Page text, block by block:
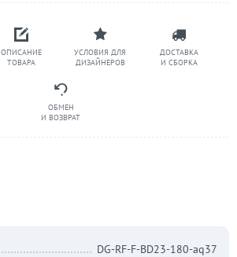
ОПИСАНИЕ
ТОВАРА
УСЛОВИЯ ДЛЯ
ДИЗАЙНЕРОВ
ДОСТАВКА
И СБОРКА
ОБМЕН
И ВОЗВРАТ
DG-RF-F-BD23-180-aq37